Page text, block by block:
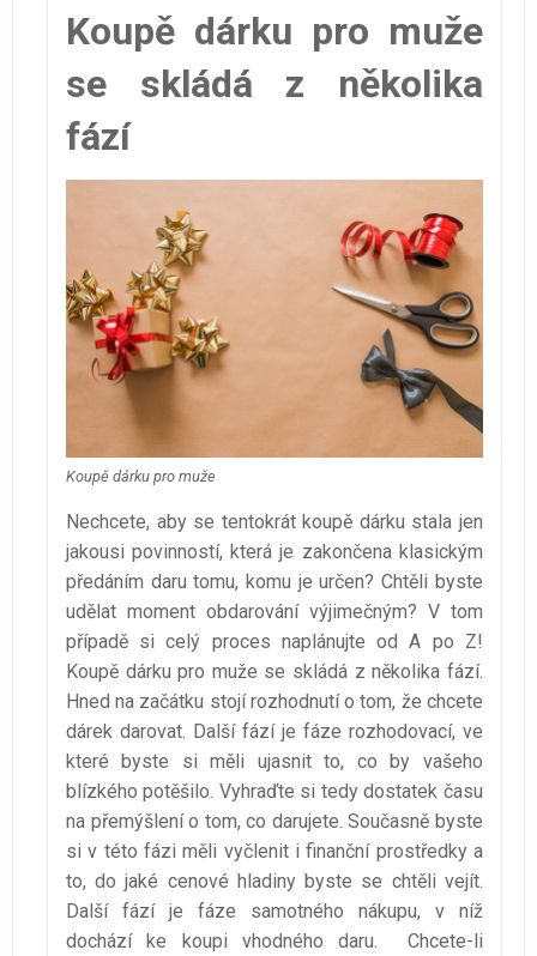
Koupě dárku pro muže
se skládá z několika
fází
Koupě dárku pro muže
Nechcete, aby se tentokrát koupě dárku stala jen
jakousi povinností, která je zakončena klasickým
předáním daru tomu, komu je určen? Chtěli byste
udělat moment obdarování výjimečným? V tom
případě si celý proces naplánujte od A po Z!
Koupě dárku pro muže se skládá z několika fází.
Hned na začátku stojí rozhodnutí o tom, že chcete
dárek darovat. Další fází je fáze rozhodovací, ve
které byste si měli ujasnit to, co by vašeho
blízkého potěšilo. Vyhraďte si tedy dostatek času
na přemýšlení o tom, co darujete. Současně byste
si v této fázi měli vyčlenit i finanční prostředky a
to, do jaké cenové hladiny byste se chtěli vejít.
Další fází je fáze samotného nákupu, v níž
dochází ke koupi vhodného daru. Chcete-li